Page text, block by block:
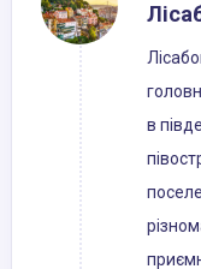
в